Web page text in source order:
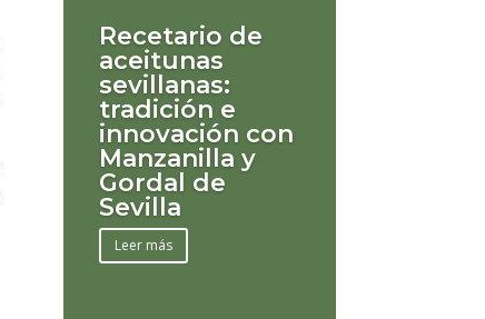
Recetario de
aceitunas
sevillanas:
tradición e
innovación con
Manzanilla y
Gordal de
Sevilla
Leer más